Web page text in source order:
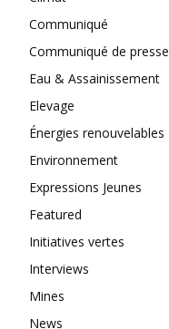
Communiqué
Communiqué de presse
Eau & Assainissement
Elevage
Énergies renouvelables
Environnement
Expressions Jeunes
Featured
Initiatives vertes
Interviews
Mines
News